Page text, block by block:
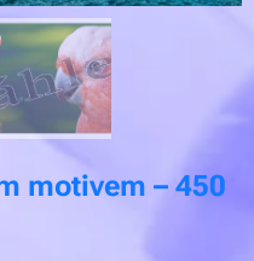
motivem – 450